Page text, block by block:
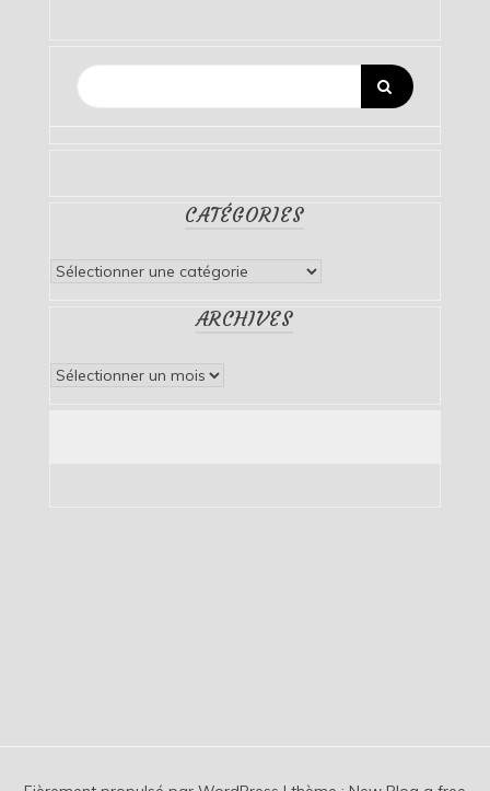
CATÉGORIES
Catégories
ARCHIVES
Archives